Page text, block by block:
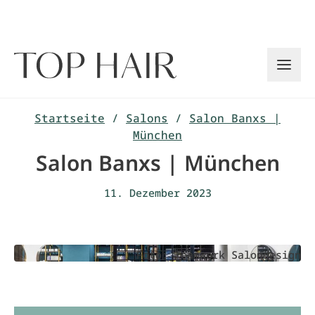
Startseite / Salons / Salon Banxs |
München
Salon Banxs | München
11. Dezember 2023
Foto: Teamwork Salondesign